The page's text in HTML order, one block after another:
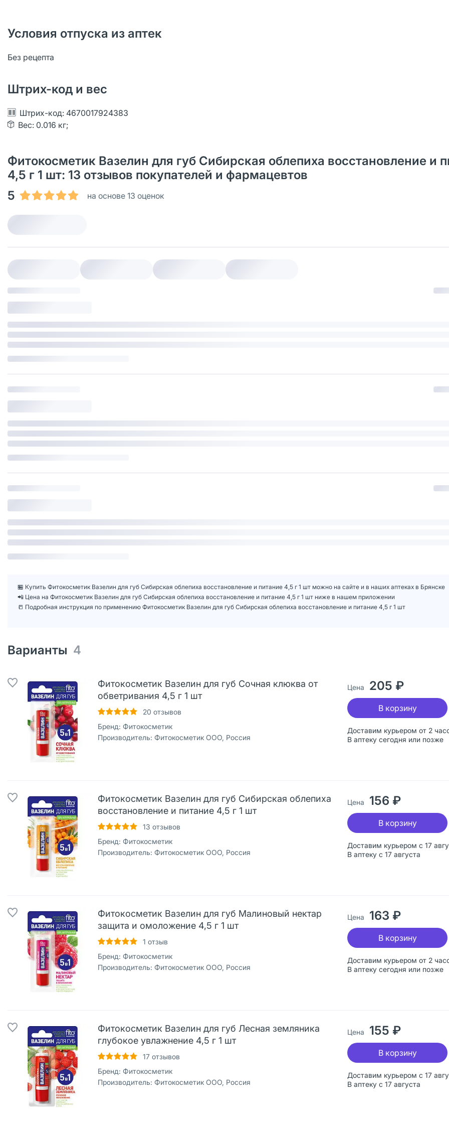
Условия отпуска из аптек
Без рецепта
Штрих-код и вес
Штрих-код: 4670017924383
Вес: 0.016 кг;
Фитокосметик Вазелин для губ Сибирская облепиха восстановление и
4,5 г 1 шт: 13 отзывов покупателей и фармацевтов
5
на основе 13 оценок
🏪 Купить Фитокосметик Вазелин для губ Сибирская облепиха восстановление и питание 4,5 г 1 шт можно на сайте и в наших аптеках в Брянске
📲 Цена на Фитокосметик Вазелин для губ Сибирская облепиха восстановление и питание 4,5 г 1 шт ниже в нашем приложении
📒 Подробная инструкция по применению Фитокосметик Вазелин для губ Сибирская облепиха восстановление и питание 4,5 г 1 шт
Варианты 4
Фитокосметик Вазелин для губ Сочная клюква от
обветривания 4,5 г 1 шт
20 отзывов
Бренд: Фитокосметик
Производитель: Фитокосметик ООО, Россия
Доставим курьером от 2
В аптеку сегодня или позже
Цена 205 ₽
В корзину
Фитокосметик Вазелин для губ Сибирская облепиха
восстановление и питание 4,5 г 1 шт
13 отзывов
Бренд: Фитокосметик
Производитель: Фитокосметик ООО, Россия
Доставим курьером с 17
В аптеку с 17 августа
Цена 156 ₽
В корзину
Фитокосметик Вазелин для губ Малиновый нектар
защита и омоложение 4,5 г 1 шт
1 отзыв
Бренд: Фитокосметик
Производитель: Фитокосметик ООО, Россия
Доставим курьером от 2
В аптеку сегодня или позже
Цена 163 ₽
В корзину
Фитокосметик Вазелин для губ Лесная земляника
глубокое увлажнение 4,5 г 1 шт
17 отзывов
Бренд: Фитокосметик
Производитель: Фитокосметик ООО, Россия
Доставим курьером с 17
В аптеку с 17 августа
Цена 155 ₽
В корзину